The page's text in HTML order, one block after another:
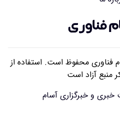
می‌کنند؟
فناوری محفوظ است. استفاده از
منبع آزاد است
و خبرگزاری آسام